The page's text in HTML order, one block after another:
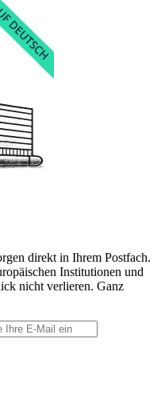
direkt in Ihrem Postfach.
Institutionen und
nicht verlieren. Ganz